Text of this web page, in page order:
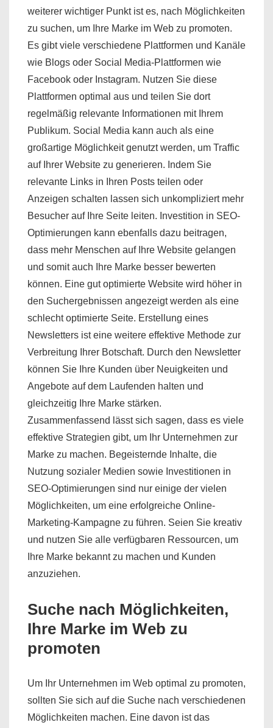
weiterer wichtiger Punkt ist es, nach Möglichkeiten
zu suchen, um Ihre Marke im Web zu promoten.
Es gibt viele verschiedene Plattformen und Kanäle
wie Blogs oder Social Media-Plattformen wie
Facebook oder Instagram. Nutzen Sie diese
Plattformen optimal aus und teilen Sie dort
regelmäßig relevante Informationen mit Ihrem
Publikum. Social Media kann auch als eine
großartige Möglichkeit genutzt werden, um Traffic
auf Ihrer Website zu generieren. Indem Sie
relevante Links in Ihren Posts teilen oder
Anzeigen schalten lassen sich unkompliziert mehr
Besucher auf Ihre Seite leiten. Investition in SEO-
Optimierungen kann ebenfalls dazu beitragen,
dass mehr Menschen auf Ihre Website gelangen
und somit auch Ihre Marke besser bewerten
können. Eine gut optimierte Website wird höher in
den Suchergebnissen angezeigt werden als eine
schlecht optimierte Seite. Erstellung eines
Newsletters ist eine weitere effektive Methode zur
Verbreitung Ihrer Botschaft. Durch den Newsletter
können Sie Ihre Kunden über Neuigkeiten und
Angebote auf dem Laufenden halten und
gleichzeitig Ihre Marke stärken.
Zusammenfassend lässt sich sagen, dass es viele
effektive Strategien gibt, um Ihr Unternehmen zur
Marke zu machen. Begeisternde Inhalte, die
Nutzung sozialer Medien sowie Investitionen in
SEO-Optimierungen sind nur einige der vielen
Möglichkeiten, um eine erfolgreiche Online-
Marketing-Kampagne zu führen. Seien Sie kreativ
und nutzen Sie alle verfügbaren Ressourcen, um
Ihre Marke bekannt zu machen und Kunden
anzuziehen.
Suche nach Möglichkeiten,
Ihre Marke im Web zu
promoten
Um Ihr Unternehmen im Web optimal zu promoten,
sollten Sie sich auf die Suche nach verschiedenen
Möglichkeiten machen. Eine davon ist das